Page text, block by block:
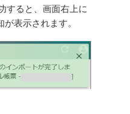
すると、画面右上に
が表示されます。